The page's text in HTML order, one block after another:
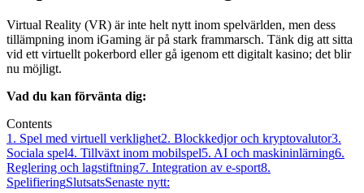
Virtual Reality (VR) är inte helt nytt inom spelvärlden, men dess
tillämpning inom iGaming är på stark frammarsch. Tänk dig att sitta
vid ett virtuellt pokerbord eller gå igenom ett digitalt kasino; det blir
nu möjligt.
Vad du kan förvänta dig:
Contents
1. Spel med virtuell verklighet2. Blockkedjor och kryptovalutor3.
Sociala spel4. Tillväxt inom mobilspel5. AI och maskininlärning6.
Reglering och lagstiftning7. Integration av e-sport8.
SpelifieringSlutsatsSenaste nytt: